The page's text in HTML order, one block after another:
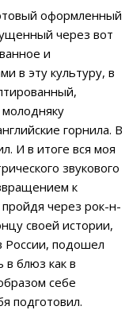
оформленный
через вот
и
в эту культуру, в
горнила. В
И в итоге вся моя
звукового
к
через рок-н-
своей истории,
России, подошел
в блюз как в
себе
подготовил.